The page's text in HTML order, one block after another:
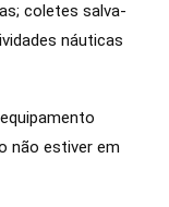
coletes salva-
náuticas
não estiver em